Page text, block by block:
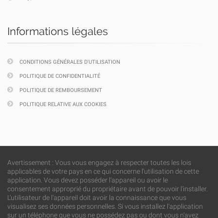
Informations légales
CONDITIONS GÉNÉRALES D'UTILISATION
POLITIQUE DE CONFIDENTIALITÉ
POLITIQUE DE REMBOURSEMENT
POLITIQUE RELATIVE AUX COOKIES
Avertissement : Vous vous engagez à respecter toutes les lois
applicables de votre pays en ce qui concerne l'utilisation de cette
application. Vous devez posséder l'appareil ou avoir le
consentement approprié du propriétaire avant de pouvoir l'installer.
L'utilisateur de l'appareil doit avoir la connaissance que vous
visualisez ses données personnelles. Si vous installez l'application
sur un téléphone que vous ne possédez pas ou dont vous n'avez